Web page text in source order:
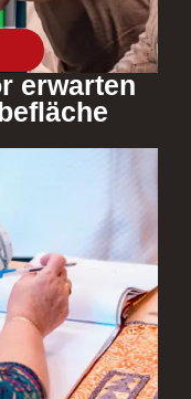
erwarten